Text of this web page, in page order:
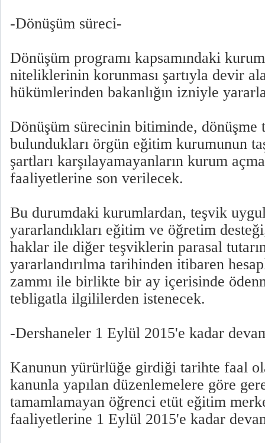
-Dönüşüm süreci-
Dönüşüm programı kapsamındaki
niteliklerinin korunması şartıyla devir
hükümlerinden bakanlığın izniyle
Dönüşüm sürecinin bitiminde, dönüşme
bulundukları örgün eğitim kurumunun
şartları karşılayamayanların kurum
faaliyetlerine son verilecek.
Bu durumdaki kurumlardan, teşvik
yararlandıkları eğitim ve öğretim
haklar ile diğer teşviklerin parasal
yararlandırılma tarihinden itibaren
zammı ile birlikte bir ay içerisinde
tebligatla ilgililerden istenecek.
-Dershaneler 1 Eylül 2015'e kadar
Kanunun yürürlüğe girdiği tarihte faal
kanunla yapılan düzenlemelere göre
tamamlamayan öğrenci etüt eğitim
faaliyetlerine 1 Eylül 2015'e kadar